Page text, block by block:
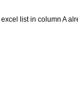
list in column A